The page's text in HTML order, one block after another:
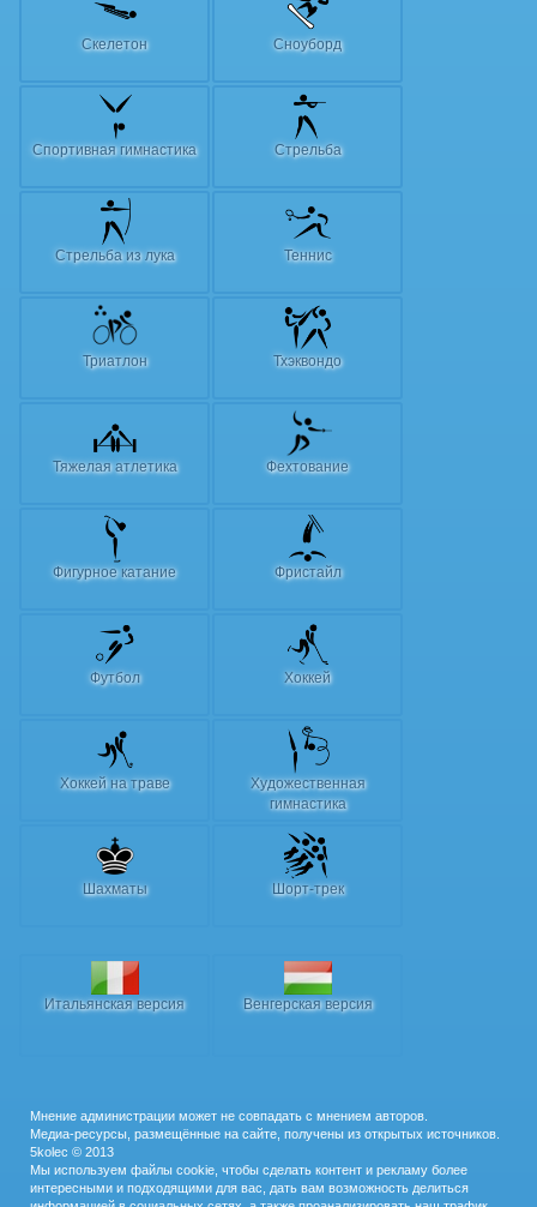
Скелетон Сноуборд
Спортивная гимнастика Стрельба
Стрельба из лука Теннис
Триатлон Тхэквондо
Тяжелая атлетика Фехтование
Фигурное катание Фристайл
Футбол Хоккей
Хоккей на траве
Художественная
гимнастика
Шахматы Шорт-трек
Итальянская версия Венгерская версия
Мнение администрации может не совпадать с мнением авторов.
Медиа-ресурсы, размещённые на сайте, получены из открытых источников.
5kolec © 2013
Мы используем файлы cookie, чтобы сделать контент и рекламу более
интересными и подходящими для вас, дать вам возможность делиться